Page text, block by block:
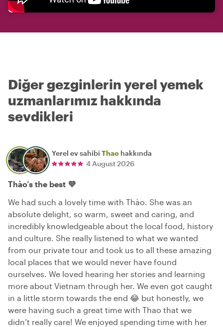
Diğer gezginlerin yerel yemek
uzmanlarımız hakkında
sevdikleri
Yerel ev sahibi Thao hakkında
4 August 2026
Thào’s the best 💜
We had such a lovely time with Thào. She was an
absolute delight, so warm, sweet and caring, and
incredibly knowledgeable about the local food, history
and culture. She really listened to what we wanted
from our private tour and took us to all these amazing
local places that we would never have found
ourselves. We loved hearing her stories and learning
more about Vietnam through her. We even got caught
in a little storm towards the end 😂 but honestly, we
were having such a great time with Thao that we
didn’t really care! We enjoyed spending time with her